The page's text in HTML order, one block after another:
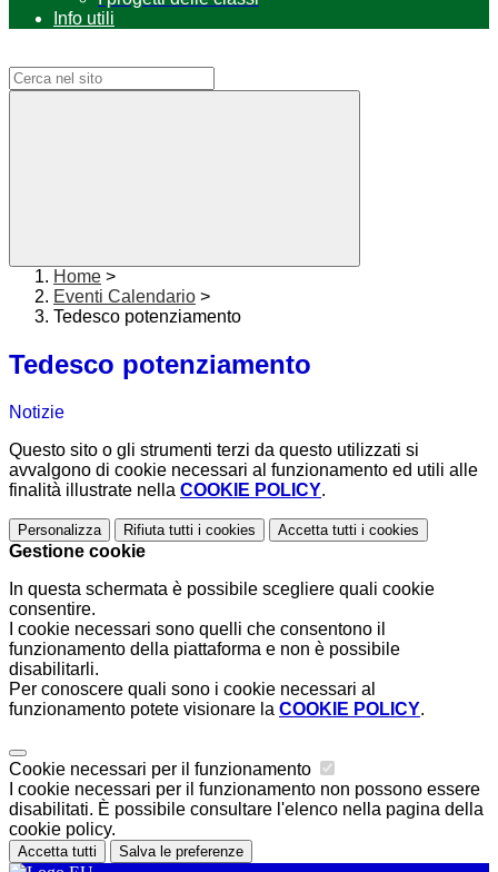
Info utili
Home >
Eventi Calendario >
Tedesco potenziamento
Tedesco potenziamento
Notizie
Questo sito o gli strumenti terzi da questo utilizzati si
avvalgono di cookie necessari al funzionamento ed utili alle
finalità illustrate nella COOKIE POLICY.
Personalizza Rifiuta tutti i cookies Accetta tutti i cookies
Gestione cookie
In questa schermata è possibile scegliere quali cookie
consentire.
I cookie necessari sono quelli che consentono il
funzionamento della piattaforma e non è possibile
disabilitarli.
Per conoscere quali sono i cookie necessari al
funzionamento potete visionare la COOKIE POLICY.
Cookie necessari per il funzionamento
I cookie necessari per il funzionamento non possono essere
disabilitati. È possibile consultare l'elenco nella pagina della
cookie policy.
Accetta tutti Salva le preferenze